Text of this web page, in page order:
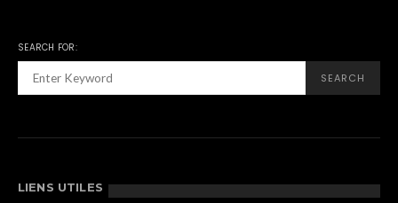
SEARCH FOR:
SEARCH
LIENS UTILES